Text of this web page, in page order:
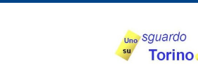
Salta